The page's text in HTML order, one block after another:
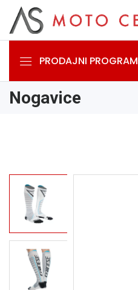
PRODAJNI PROGRAM
Nogavice